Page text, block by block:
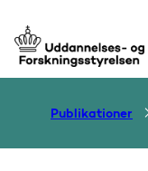
Gå til forsiden
Publikationer